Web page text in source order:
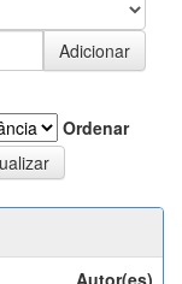
Ordenar
Autor(es)